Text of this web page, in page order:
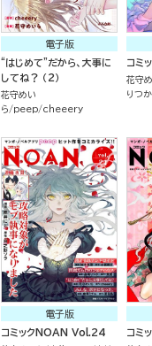
電子版
“はじめて”だから、大事に
してね？ （2）
花守めい
ら
peep cheeery
コミ
花守
りつか
電子版
コミックNOAN Vol.24
コミ